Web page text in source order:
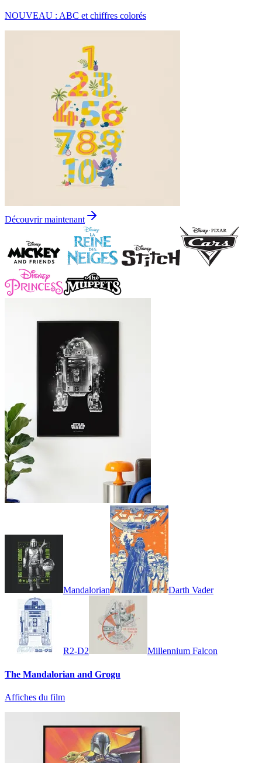
NOUVEAU : ABC et chiffres colorés
Découvrir maintenant
Mandalorian Darth Vader
R2-D2 Millennium Falcon
The Mandalorian and Grogu
Affiches du film